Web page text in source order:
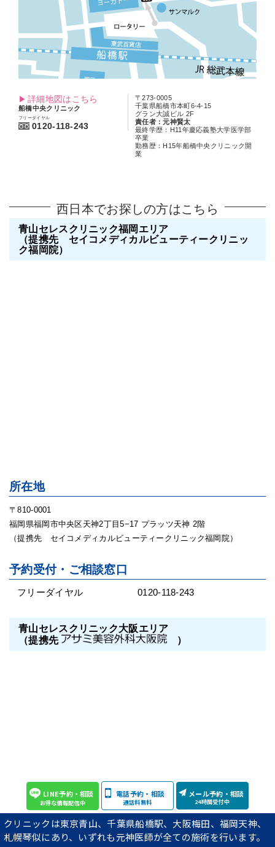
詳細地図はこちら
船橋中央クリニック
フリーダイヤル
0120-118-243
〒273-0005
千葉県船橋市本町6-4-15
グラン大誠ビル 2F
責任者：元神賢太
最終学歴：H11年慶応義塾大学医学部
卒業
勤務歴：H15年船橋中央クリニック開
業
西日本でお探しの方はこちら
青山セレスクリニック福岡エリア
（提携先 セイコメディカルビューティークリニッ
ク福岡院）
所在地
〒810-0001
福岡県福岡市中央区天神2丁目5−17 プラッツ天神 2階
（提携先 セイコメディカルビューティークリニック福岡院）
予約受付・ご相談窓口
フリーダイヤル 0120-118-243
青山セレスクリニック大阪エリア
（提携先
）
LINE予約・相談
お得な情報配信中
電話予約・相談
通話料無料
メール予約・相談
24時間受付中
クリニックは東京青山、千葉県船橋駅、大阪梅田、福岡天神、
札幌琴似にあり、いずれも元神医師が全ての施術を行います。